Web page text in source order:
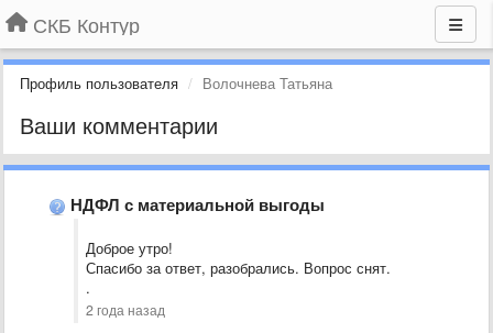
СКБ Контур
Профиль пользователя Волочнева Татьяна
Ваши комментарии
НДФЛ с материальной выгоды
Доброе утро!
Спасибо за ответ, разобрались. Вопрос снят.
.
2 года назад